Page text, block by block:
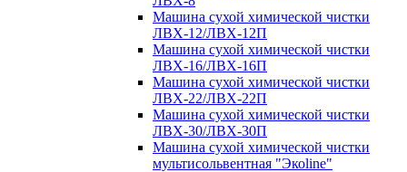
Машина сухой химической чистки
ЛВХ-12/ЛВХ-12П
Машина сухой химической чистки
ЛВХ-16/ЛВХ-16П
Машина сухой химической чистки
ЛВХ-22/ЛВХ-22П
Машина сухой химической чистки
ЛВХ-30/ЛВХ-30П
Машина сухой химической чистки
мультисольвентная "Экоline"